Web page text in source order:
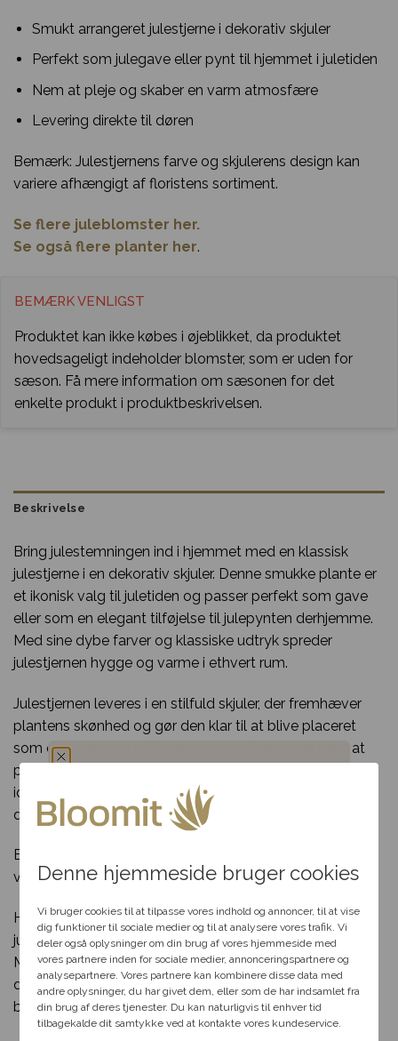
Denne hjemmeside bruger cookies
Vi bruger cookies til at tilpasse vores indhold og annoncer, til at vise
dig funktioner til sociale medier og til at analysere vores trafik. Vi
deler også oplysninger om din brug af vores hjemmeside med
vores partnere inden for sociale medier, annonceringspartnere og
analysepartnere. Vores partnere kan kombinere disse data med
andre oplysninger, du har givet dem, eller som de har indsamlet fra
din brug af deres tjenester. Du kan naturligvis til enhver tid
tilbagekalde dit samtykke ved at kontakte vores kundeservice.
Smukt arrangeret julestjerne i dekorativ skjuler
Perfekt som julegave eller pynt til hjemmet i juletiden
Nem at pleje og skaber en varm atmosfære
Levering direkte til døren
Bemærk: Julestjernens farve og skjulerens design kan
variere afhængigt af floristens sortiment.
Se flere juleblomster her.
Se også flere planter her.
BEMÆRK VENLIGST
Produktet kan ikke købes i øjeblikket, da produktet
hovedsageligt indeholder blomster, som er uden for
sæson. Få mere information om sæsonen for det
enkelte produkt i produktbeskrivelsen.
Beskrivelse
Bring julestemningen ind i hjemmet med en klassisk
julestjerne i en dekorativ skjuler. Denne smukke plante er
et ikonisk valg til juletiden og passer perfekt som gave
eller som en elegant tilføjelse til julepynten derhjemme.
Med sine dybe farver og klassiske udtryk spreder
julestjernen hygge og varme i ethvert rum.
Julestjernen leveres i en stilfuld skjuler, der fremhæver
plantens skønhed og gør den klar til at blive placeret
som et midtpunkt i juleindretningen. Planten er nem at
pleje og kendt for sin holdbarhed, hvilket gør den til en
ideel gave til venner, familie eller som en forkælelse til
dig selv.
Bemærk, at julestjernens farve og skjulerens design kan
variere afhængigt af floristens aktuelle sortiment.
Hos Bloomit er vi dedikerede til at levere smukke
juleblomster og planter, der skaber glæde og varme.
Med fleksibel levering direkte til døren kan du sende
denne klassiske julestjerne som en kærlig hilsen eller en
betænksom gave.
Du har fået en
passer til dig, så hjælper vi
dig videre med at finde den
perfekte rabat til dit svar.
Fødselsdag